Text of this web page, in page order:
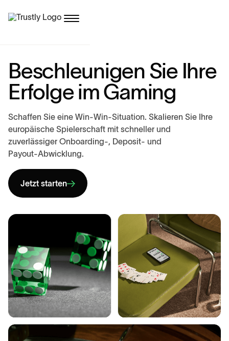
Beschleunigen Sie Ihre
Erfolge imGaming
Schaffen Sie eine Win-Win-Situation. Skalieren Sie Ihre
europäische Spielerschaft mit schneller und
zuverlässiger Onboarding-, Deposit- und
Payout-Abwicklung.
Jetzt starten